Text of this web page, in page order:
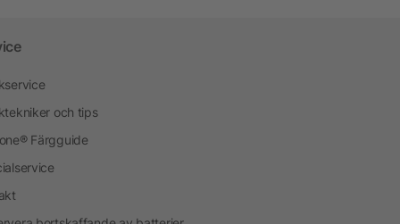
och tips
Färgguide